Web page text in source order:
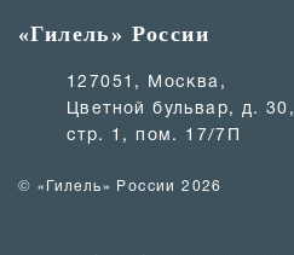
«Гилель» России
127051, Москва,
Цветной бульвар, д. 30,
стр. 1, пом. 17/7П
© «Гилель» России 2026